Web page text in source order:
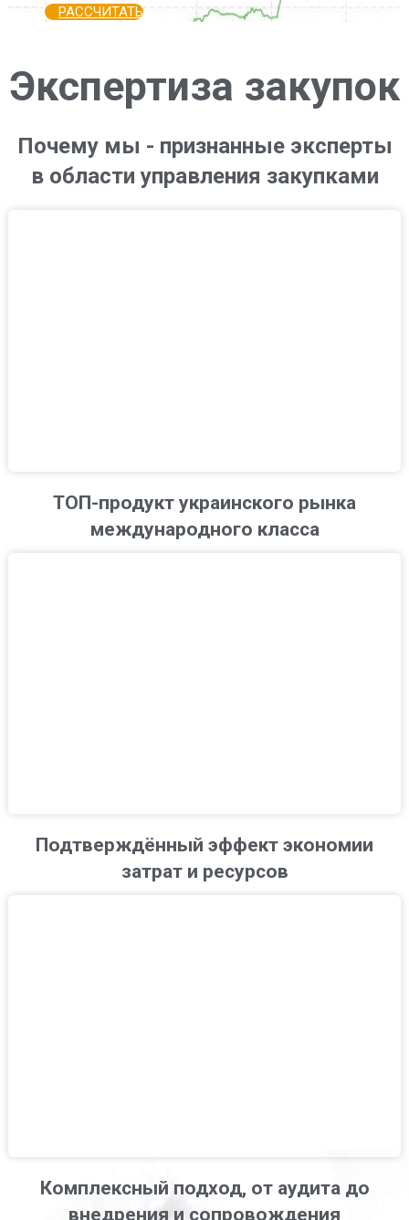
РАССЧИТАТЬ
Экспертиза закупок
Почему мы - признанные эксперты
в области управления закупками
ТОП-продукт украинского рынка
международного класса
Подтверждённый эффект экономии
затрат и ресурсов
Комплексный подход, от аудита до
внедрения и сопровождения